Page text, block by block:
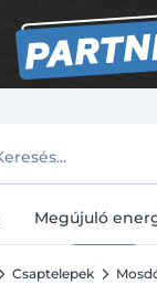
Megújuló
Csaptelepek